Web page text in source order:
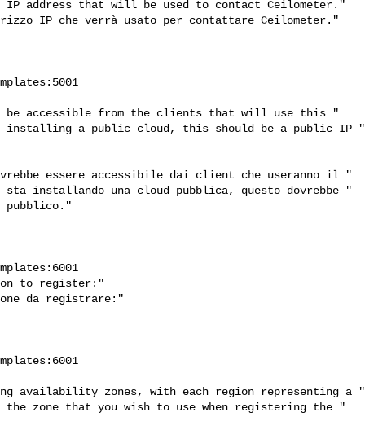
IP address that will be used to contact Ceilometer."
IP che verrà usato per contattare Ceilometer."
be accessible from the clients that will use this "
installing a public cloud, this should be a public IP "
essere accessibile dai client che useranno il "
installando una cloud pubblica, questo dovrebbe "
pubblico."
to register:"
da registrare:"
availability zones, with each region representing a "
zone that you wish to use when registering the "